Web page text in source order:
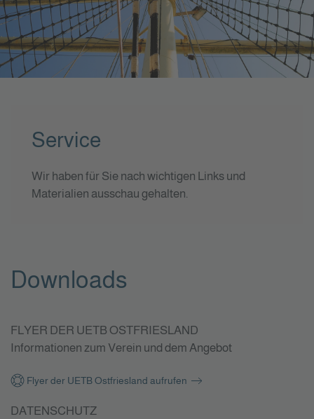
Service
Wir haben für Sie nach wichtigen Links und
Materialien ausschau gehalten.
Downloads
FLYER DER UETB OSTFRIESLAND
Informationen zum Verein und dem Angebot
Flyer der UETB Ostfriesland aufrufen
DATENSCHUTZ